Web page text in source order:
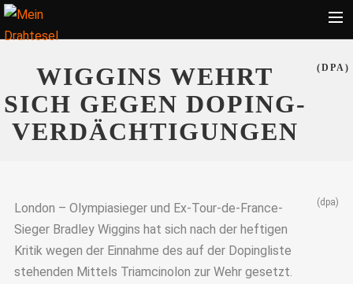
Ratgeber
Suche
WIGGINS WEHRT
SICH GEGEN DOPING-
VERDÄCHTIGUNGEN
(DPA)
London – Olympiasieger und Ex-Tour-de-France-
Sieger Bradley Wiggins hat sich nach der heftigen
Kritik wegen der Einnahme des auf der Dopingliste
stehenden Mittels Triamcinolon zur Wehr gesetzt.
(dpa)